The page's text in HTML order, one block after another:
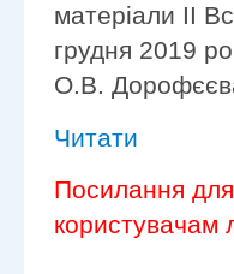
матеріали ІІ
грудня 2019
О.В.
Читати
Посилання для
користувачам